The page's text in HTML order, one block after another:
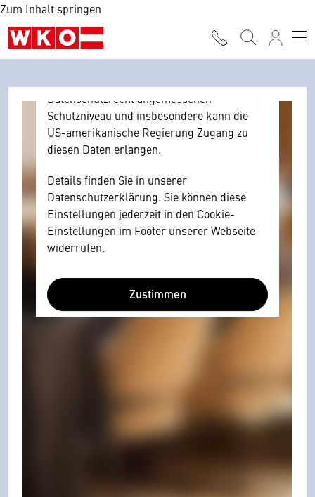
Zum Inhalt springen
Browser personenbezogene technische
Daten zu Geräten und Nutzerverhalten
mitunter mit US-amerikanischen Anbietern
Datenschutzrecht angemessenen
Schutzniveau und insbesondere kann die
US-amerikanische Regierung Zugang zu
diesen Daten erlangen.
Details finden Sie in unserer
Datenschutzerklärung. Sie können diese
Einstellungen jederzeit in den Cookie-
Einstellungen im Footer unserer Webseite
widerrufen.
Zustimmen